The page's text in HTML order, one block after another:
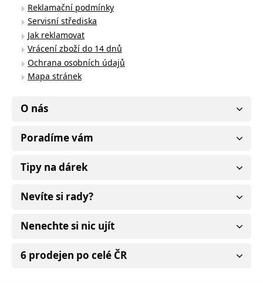
Reklamační podmínky
Servisní střediska
Jak reklamovat
Vrácení zboží do 14 dnů
Ochrana osobních údajů
Mapa stránek
O nás
Poradíme vám
Tipy na dárek
Nevíte si rady?
Nenechte si nic ujít
6 prodejen po celé ČR